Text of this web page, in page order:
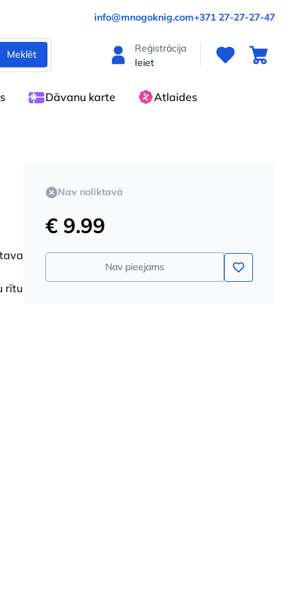
info@mnogoknig.com+371 27-27-27-47
Meklēt
Reģistrācija
Ieiet
Dāvanu karte Atlaides
rītu
Nav noliktavā
€ 9.99
Nav pieejams